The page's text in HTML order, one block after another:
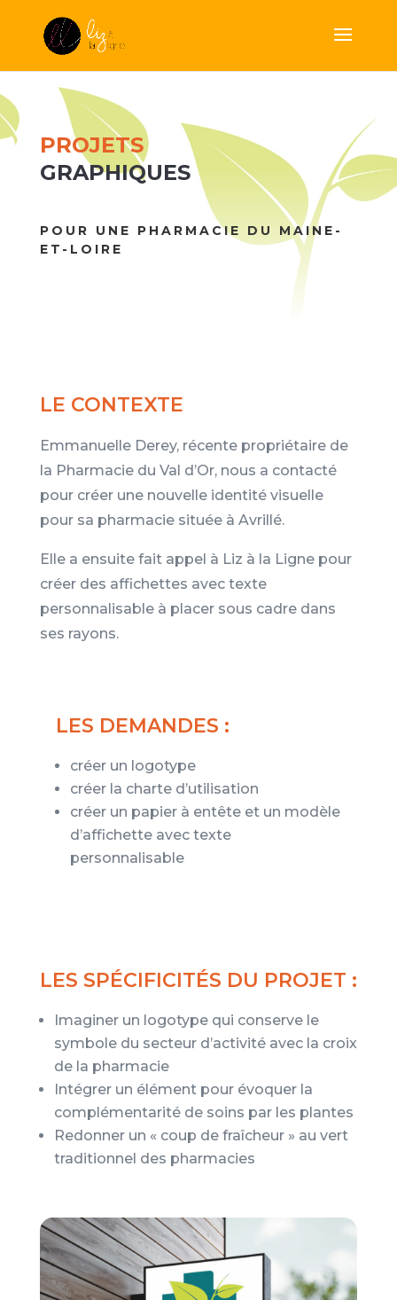
PROJETS
GRAPHIQUES
POUR UNE PHARMACIE DU MAINE-
ET-LOIRE
LE CONTEXTE
Emmanuelle Derey, récente propriétaire de
la Pharmacie du Val d’Or, nous a contacté
pour créer une nouvelle identité visuelle
pour sa pharmacie située à Avrillé.
Elle a ensuite fait appel à Liz à la Ligne pour
créer des affichettes avec texte
personnalisable à placer sous cadre dans
ses rayons.
LES DEMANDES :
créer un logotype
créer la charte d’utilisation
créer un papier à entête et un modèle
d’affichette avec texte
personnalisable
LES SPÉCIFICITÉS DU PROJET :
Imaginer un logotype qui conserve le
symbole du secteur d’activité avec la croix
de la pharmacie
Intégrer un élément pour évoquer la
complémentarité de soins par les plantes
Redonner un « coup de fraîcheur » au vert
traditionnel des pharmacies